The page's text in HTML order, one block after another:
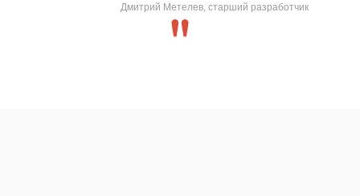
Дмитрий Метелев, старший разработчик